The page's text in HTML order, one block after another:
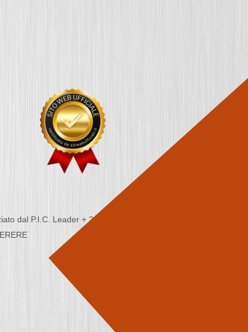
dal P.I.C. Leader + 2000/2006 - Programma